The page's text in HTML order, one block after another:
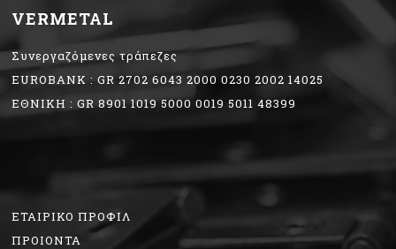
VERMETAL
Συνεργαζόμενες τράπεζες
EUROBANK : GR 2702 6043 2000 0230 2002 14025
ΕΘΝΙΚΗ : GR 8901 1019 5000 0019 5011 48399
ΕΤΑΙΡΙΚΟ ΠΡΟΦΙΛ
ΠΡΟΙΟΝΤΑ